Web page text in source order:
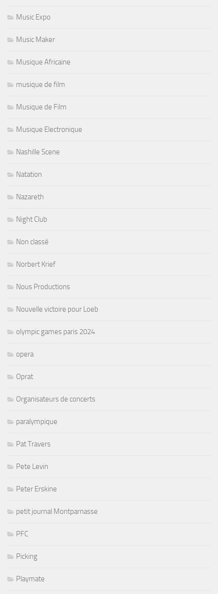
Music Expo
Music Maker
Musique Africaine
musique de film
Musique de Film
Musique Electronique
Nashille Scene
Natation
Nazareth
Night Club
Non classé
Norbert Krief
Nous Productions
Nouvelle victoire pour Loeb
olympic games paris 2024
opera
Oprat
Organisateurs de concerts
paralympique
Pat Travers
Pete Levin
Peter Erskine
petit journal Montparnasse
PFC
Picking
Playmate